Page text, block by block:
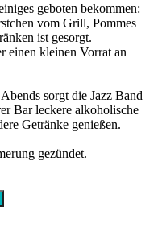
geboten bekommen:
vom Grill, Pommes
ist gesorgt.
einen kleinen Vorrat an
sorgt die Jazz Band
Bar leckere alkoholische
Getränke genießen.
gezündet.